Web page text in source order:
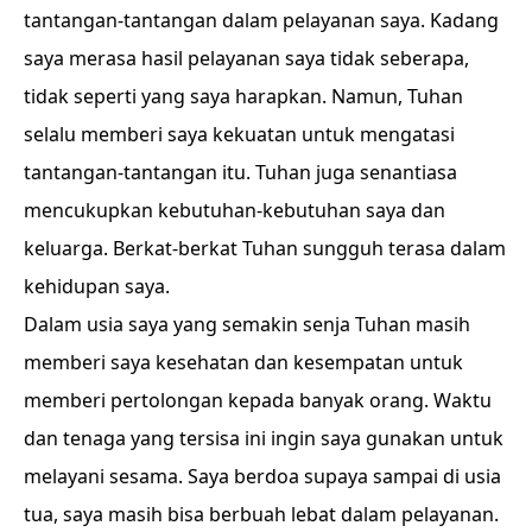
tantangan-tantangan dalam pelayanan saya. Kadang
saya merasa hasil pelayanan saya tidak seberapa,
tidak seperti yang saya harapkan. Namun, Tuhan
selalu memberi saya kekuatan untuk mengatasi
tantangan-tantangan itu. Tuhan juga senantiasa
mencukupkan kebutuhan-kebutuhan saya dan
keluarga. Berkat-berkat Tuhan sungguh terasa dalam
kehidupan saya.
Dalam usia saya yang semakin senja Tuhan masih
memberi saya kesehatan dan kesempatan untuk
memberi pertolongan kepada banyak orang. Waktu
dan tenaga yang tersisa ini ingin saya gunakan untuk
melayani sesama. Saya berdoa supaya sampai di usia
tua, saya masih bisa berbuah lebat dalam pelayanan.